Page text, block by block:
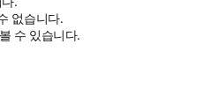
없습니다.
수 있습니다.